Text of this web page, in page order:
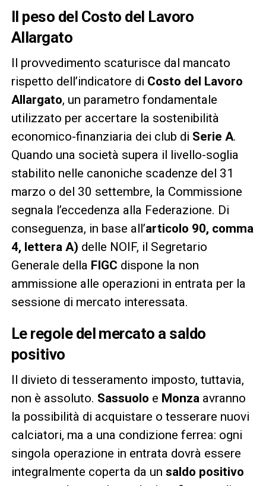
Il peso del Costo del Lavoro
Allargato
Il provvedimento scaturisce dal mancato
rispetto dell’indicatore di Costo del Lavoro
Allargato, un parametro fondamentale
utilizzato per accertare la sostenibilità
economico-finanziaria dei club di Serie A.
Quando una società supera il livello-soglia
stabilito nelle canoniche scadenze del 31
marzo o del 30 settembre, la Commissione
segnala l’eccedenza alla Federazione. Di
conseguenza, in base all’articolo 90, comma
4, lettera A) delle NOIF, il Segretario
Generale della FIGC dispone la non
ammissione alle operazioni in entrata per la
sessione di mercato interessata.
Le regole del mercato a saldo
positivo
Il divieto di tesseramento imposto, tuttavia,
non è assoluto. Sassuolo e Monza avranno
la possibilità di acquistare o tesserare nuovi
calciatori, ma a una condizione ferrea: ogni
singola operazione in entrata dovrà essere
integralmente coperta da un saldo positivo